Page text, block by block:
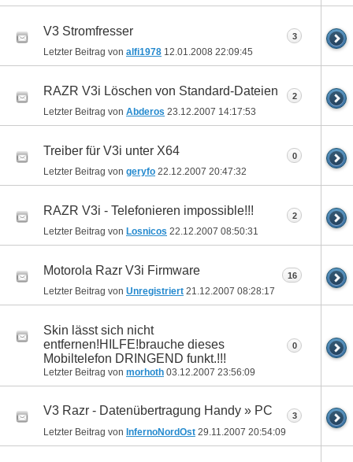
V3 Stromfresser
Letzter Beitrag von alfi1978 12.01.2008 22:09:45
3
RAZR V3i Löschen von Standard-Dateien
Letzter Beitrag von Abderos 23.12.2007 14:17:53
2
Treiber für V3i unter X64
Letzter Beitrag von geryfo 22.12.2007 20:47:32
0
RAZR V3i - Telefonieren impossible!!!
Letzter Beitrag von Losnicos 22.12.2007 08:50:31
2
Motorola Razr V3i Firmware
Letzter Beitrag von Unregistriert 21.12.2007 08:28:17
16
Skin lässt sich nicht
entfernen!HILFE!brauche dieses
Mobiltelefon DRINGEND funkt.!!!
Letzter Beitrag von morhoth 03.12.2007 23:56:09
0
V3 Razr - Datenübertragung Handy » PC
Letzter Beitrag von InfernoNordOst 29.11.2007 20:54:09
3